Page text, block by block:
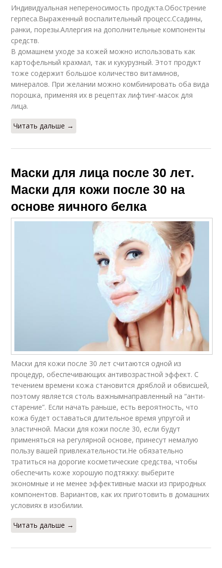
Индивидуальная непереносимость продукта.Обострение
герпеса.Выраженный воспалительный процесс.Ссадины,
ранки, порезы.Аллергия на дополнительные компоненты
средств.
В домашнем уходе за кожей можно использовать как
картофельный крахмал, так и кукурузный. Этот продукт
тоже содержит большое количество витаминов,
минералов. При желании можно комбинировать оба вида
порошка, применяя их в рецептах лифтинг-масок для
лица.
Читать дальше →
Маски для лица после 30 лет.
Маски для кожи после 30 на
основе яичного белка
Маски для кожи после 30 лет считаются одной из
процедур, обеспечивающих антивозрастной эффект. С
течением времени кожа становится дряблой и обвисшей,
поэтому является столь важнымнаправленный на “анти-
старение”. Если начать раньше, есть вероятность, что
кожа будет оставаться длительное время упругой и
эластичной. Маски для кожи после 30, если будут
применяться на регулярной основе, принесут немалую
пользу вашей привлекательности.Не обязательно
тратиться на дорогие косметические средства, чтобы
обеспечить коже хорошую подтяжку: выберите
экономные и не менее эффективные маски из природных
компонентов. Вариантов, как их приготовить в домашних
условиях в изобилии.
Читать дальше →